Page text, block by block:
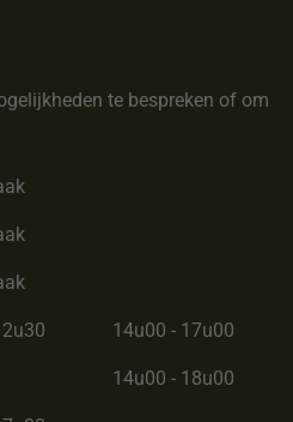
te bespreken of om
14u00 - 17u00
14u00 - 18u00